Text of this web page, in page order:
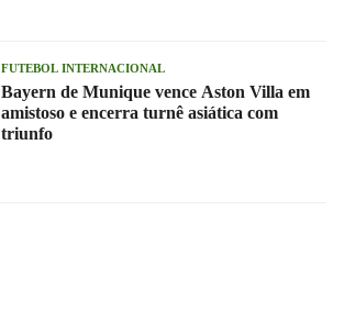
FUTEBOL INTERNACIONAL
Bayern de Munique vence Aston Villa em
amistoso e encerra turnê asiática com
triunfo